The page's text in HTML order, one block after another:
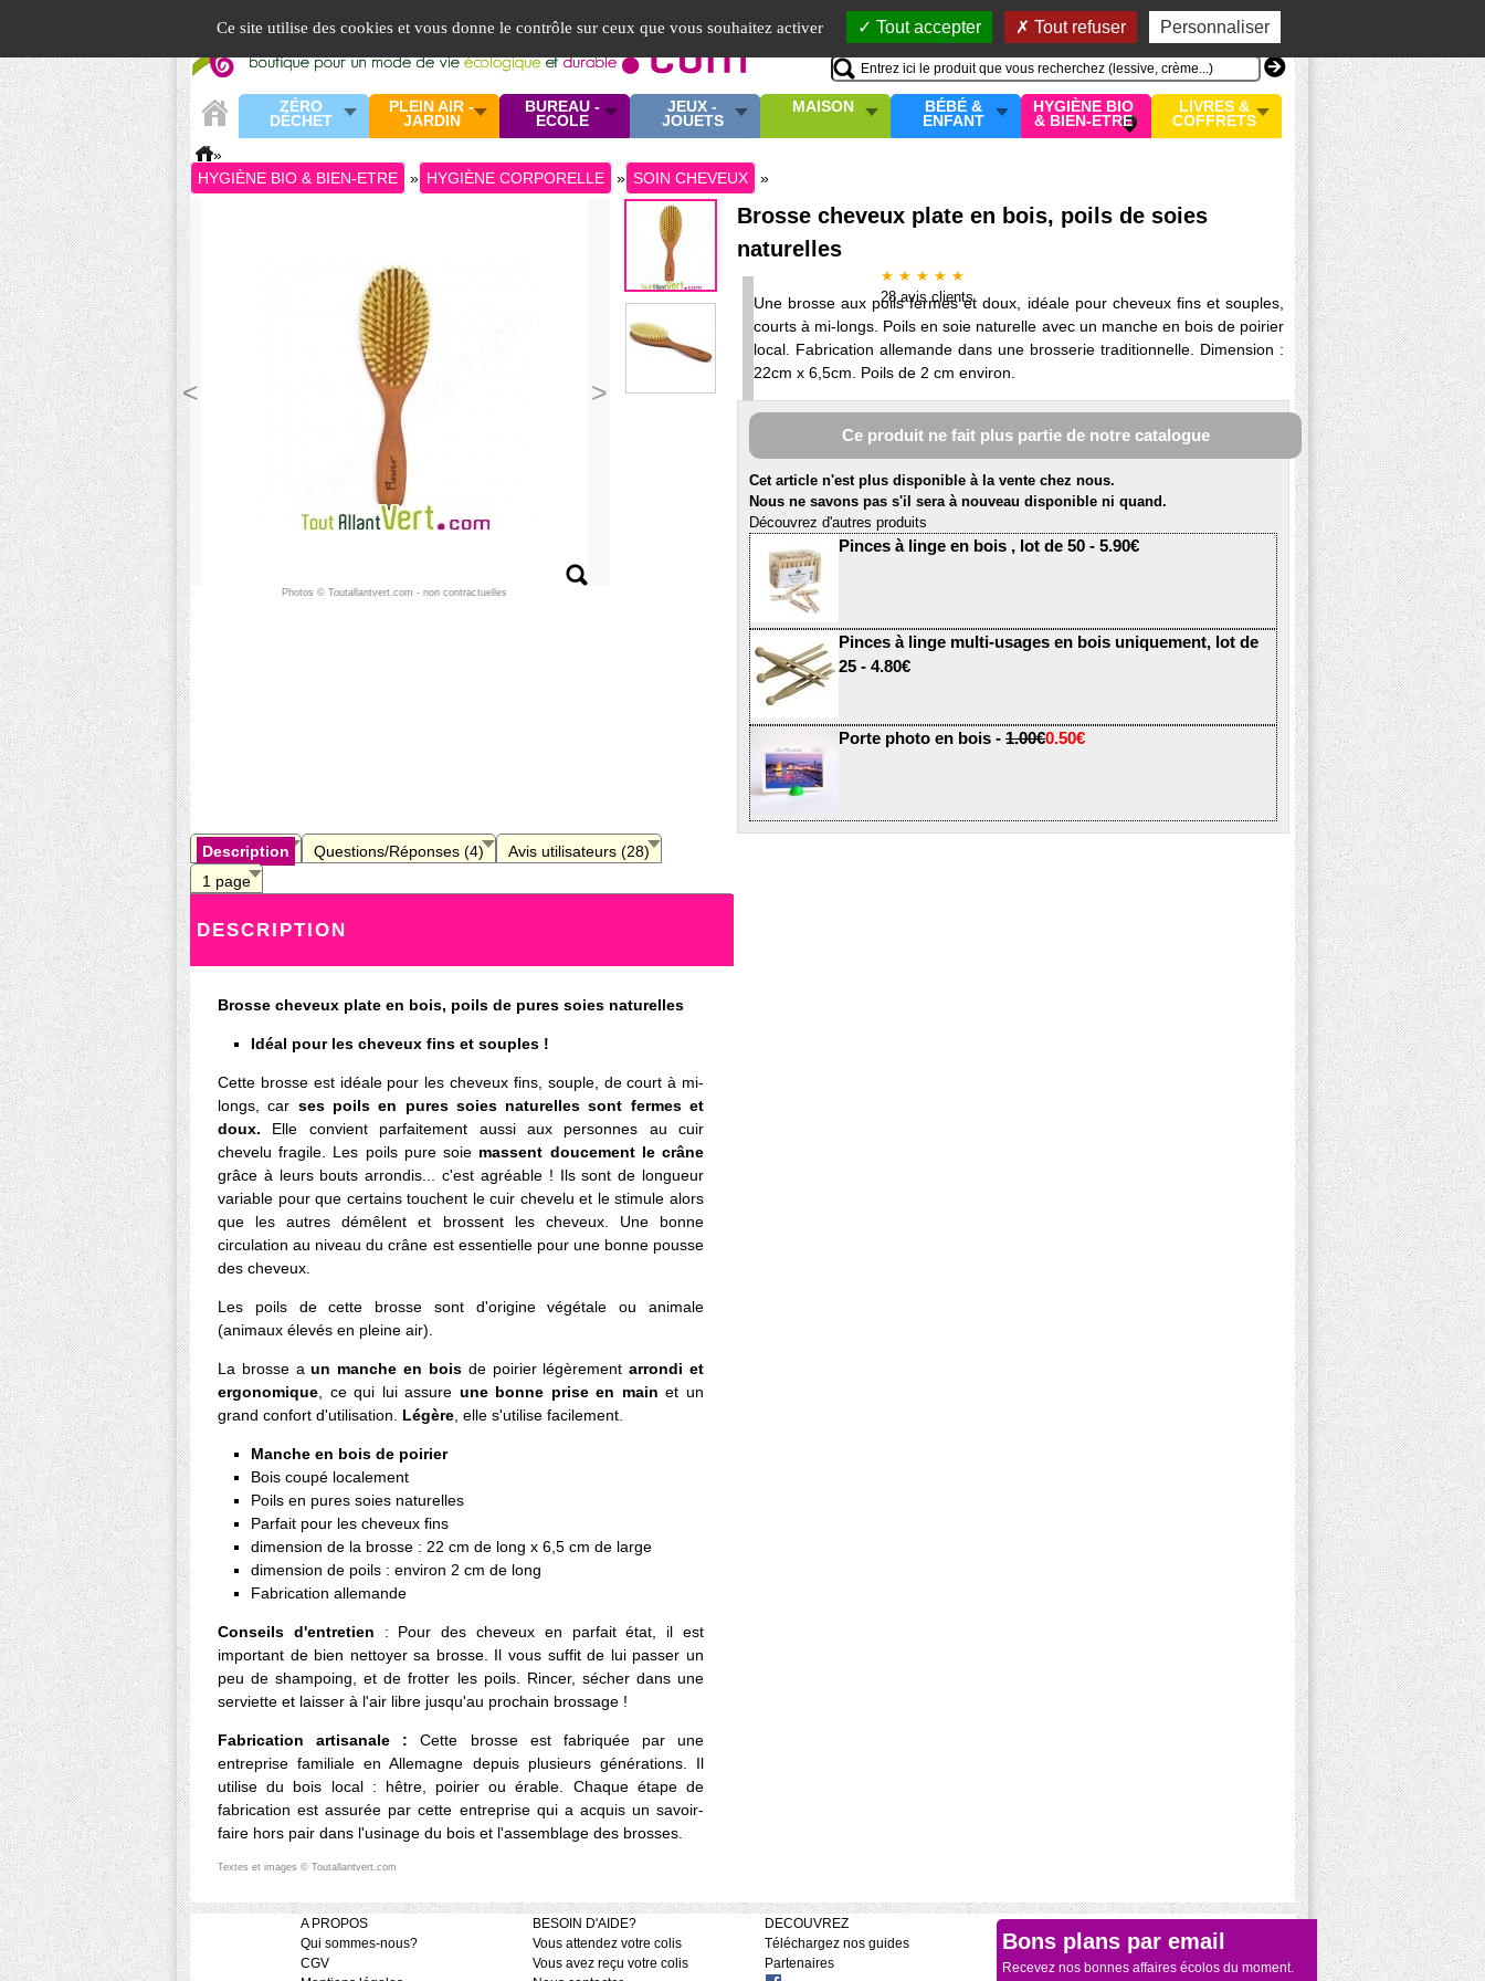
Ce site utilise des cookies et vous donne le contrôle sur ceux que vous souhaitez activer Tout accepter Tout refuser Personnaliser
Mon compte
MON PANIER
0 article
ZÉRO
DÉCHET
PLEIN AIR -
JARDIN
BUREAU -
ECOLE
JEUX -
JOUETS
MAISON
BÉBÉ &
ENFANT
HYGIÈNE BIO
& BIEN-ETRE
LIVRES &
COFFRETS
»
HYGIÈNE BIO & BIEN-ETRE
» HYGIÈNE CORPORELLE » SOIN CHEVEUX »
>
<
Photos © Toutallantvert.com - non contractuelles
Brosse cheveux plate en bois, poils de soies
naturelles
★ ★ ★ ★ ★
28avis clients
Une brosse aux poils fermes et doux, idéale pour cheveux fins et souples,
courts à mi-longs. Poils en soie naturelle avec un manche en bois de poirier
local. Fabrication allemande dans une brosserie traditionnelle. Dimension :
22cm x 6,5cm. Poils de 2 cm environ.
Ce produit ne fait plus partie de notre catalogue
Cet article n'est plus disponible à la vente chez nous.
Nous ne savons pas s'il sera à nouveau disponible ni quand.
Découvrez d'autres produits
Pinces à linge en bois , lot de 50 - 5.90€
Pinces à linge multi-usages en bois uniquement, lot de
25 - 4.80€
Porte photo en bois - 1.00€0.50€
Description Questions/Réponses (4)
Avis utilisateurs (28)
1 page
DESCRIPTION
Brosse cheveux plate en bois, poils de pures soies naturelles
Idéal pour les cheveux fins et souples !
Cette brosse est idéale pour les cheveux fins, souple, de court à mi-
longs, car ses poils en pures soies naturelles sont fermes et
doux. Elle convient parfaitement aussi aux personnes au cuir
chevelu fragile. Les poils pure soie massent doucement le crâne
grâce à leurs bouts arrondis... c'est agréable ! Ils sont de longueur
variable pour que certains touchent le cuir chevelu et le stimule alors
que les autres démêlent et brossent les cheveux. Une bonne
circulation au niveau du crâne est essentielle pour une bonne pousse
des cheveux.
Les poils de cette brosse sont d'origine végétale ou animale
(animaux élevés en pleine air).
La brosse aun manche en bois de poirier légèrementarrondi et
ergonomique, ce qui lui assure une bonne prise en main et un
grand confort d'utilisation. Légère, elle s'utilise facilement.
Manche en bois de poirier
Bois coupé localement
Poils en pures soies naturelles
Parfait pour les cheveux fins
dimension de la brosse : 22 cm de long x 6,5 cm de large
dimension de poils : environ 2 cm de long
Fabrication allemande
Conseils d'entretien : Pour des cheveux en parfait état, il est
important de bien nettoyer sa brosse. Il vous suffit de lui passer un
peu de shampoing, et de frotter les poils. Rincer, sécher dans une
serviette et laisser à l'air libre jusqu'au prochain brossage !
Fabrication artisanale : Cette brosse est fabriquée par une
entreprise familiale en Allemagne depuis plusieurs générations. Il
utilise du bois local : hêtre, poirier ou érable. Chaque étape de
fabrication est assurée par cette entreprise qui a acquis un savoir-
faire hors pair dans l'usinage du bois et l'assemblage des brosses.
Textes et images © Toutallantvert.com
A PROPOS
Qui sommes-nous?
CGV
BESOIN D'AIDE?
Vous attendez votre colis
Vous avez reçu votre colis
DECOUVREZ
Téléchargez nos guides
Partenaires
Bons plans par email
Recevez nos bonnes affaires écolos du moment.